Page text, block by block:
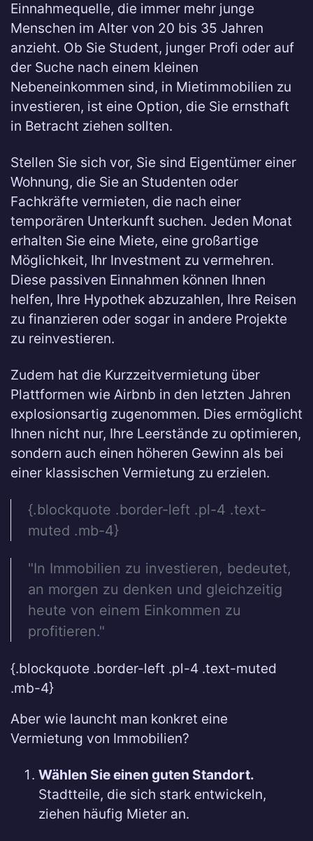
Einnahmequelle, die immer mehr junge
Menschen im Alter von 20 bis 35 Jahren
anzieht. Ob Sie Student, junger Profi oder auf
der Suche nach einem kleinen
Nebeneinkommen sind, in Mietimmobilien zu
investieren, ist eine Option, die Sie ernsthaft
in Betracht ziehen sollten.
Stellen Sie sich vor, Sie sind Eigentümer einer
Wohnung, die Sie an Studenten oder
Fachkräfte vermieten, die nach einer
temporären Unterkunft suchen. Jeden Monat
erhalten Sie eine Miete, eine großartige
Möglichkeit, Ihr Investment zu vermehren.
Diese passiven Einnahmen können Ihnen
helfen, Ihre Hypothek abzuzahlen, Ihre Reisen
zu finanzieren oder sogar in andere Projekte
zu reinvestieren.
Zudem hat die Kurzzeitvermietung über
Plattformen wie Airbnb in den letzten Jahren
explosionsartig zugenommen. Dies ermöglicht
Ihnen nicht nur, Ihre Leerstände zu optimieren,
sondern auch einen höheren Gewinn als bei
einer klassischen Vermietung zu erzielen.
{.blockquote .border-left .pl-4 .text-
muted .mb-4}
"In Immobilien zu investieren, bedeutet,
an morgen zu denken und gleichzeitig
heute von einem Einkommen zu
profitieren."
{.blockquote .border-left .pl-4 .text-muted
.mb-4}
Aber wie launcht man konkret eine
Vermietung von Immobilien?
Wählen Sie einen guten Standort.
Stadtteile, die sich stark entwickeln,
ziehen häufig Mieter an.